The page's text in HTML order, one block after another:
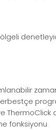
ThermoClick
fonksiyonu